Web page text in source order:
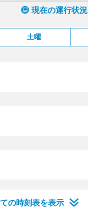
現在の運行状況
土曜
の時刻表を表示